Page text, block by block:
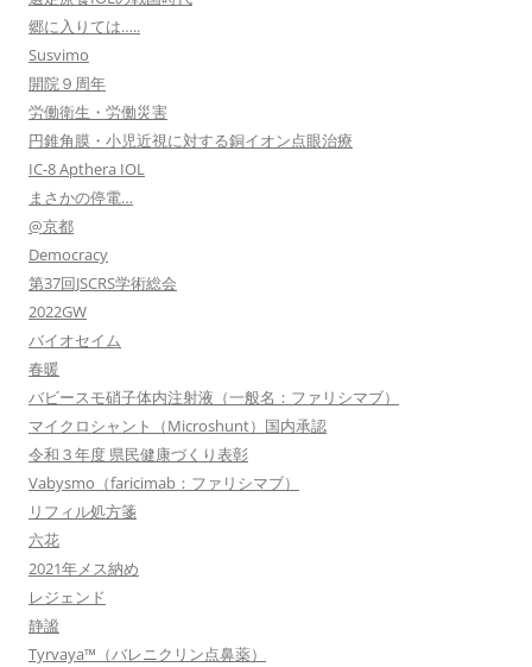
郷に入りては…..
Susvimo
開院９周年
労働衛生・労働災害
円錐角膜・小児近視に対する銅イオン点眼治療
IC-8 Apthera IOL
まさかの停電…
@京都
Democracy
第37回JSCRS学術総会
2022GW
バイオセイム
春暖
バビースモ硝子体内注射液（一般名：ファリシマブ）
マイクロシャント（Microshunt）国内承認
令和３年度 県民健康づくり表彰
Vabysmo（faricimab：ファリシマブ）
リフィル処方箋
六花
2021年メス納め
レジェンド
静謐
Tyrvaya™（バレニクリン点鼻薬）